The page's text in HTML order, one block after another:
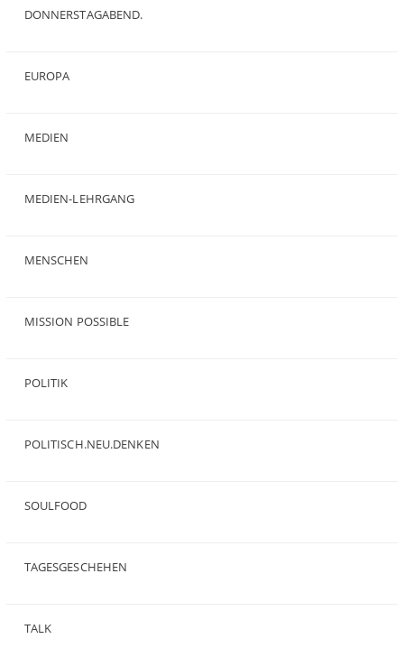
DONNERSTAGABEND.
EUROPA
MEDIEN
MEDIEN-LEHRGANG
MENSCHEN
MISSION POSSIBLE
POLITIK
POLITISCH.NEU.DENKEN
SOULFOOD
TAGESGESCHEHEN
TALK